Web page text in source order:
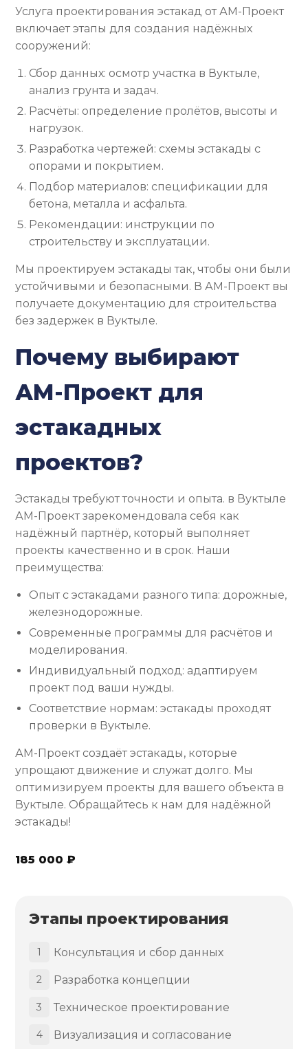
Услуга проектирования эстакад от АМ-Проект
включает этапы для создания надёжных
сооружений:
Сбор данных: осмотр участка в Вуктыле,
анализ грунта и задач.
Расчёты: определение пролётов, высоты и
нагрузок.
Разработка чертежей: схемы эстакады с
опорами и покрытием.
Подбор материалов: спецификации для
бетона, металла и асфальта.
Рекомендации: инструкции по
строительству и эксплуатации.
Мы проектируем эстакады так, чтобы они были
устойчивыми и безопасными. В АМ-Проект вы
получаете документацию для строительства
без задержек в Вуктыле.
Почему выбирают
АМ-Проект для
эстакадных
проектов?
Эстакады требуют точности и опыта. в Вуктыле
АМ-Проект зарекомендовала себя как
надёжный партнёр, который выполняет
проекты качественно и в срок. Наши
преимущества:
Опыт с эстакадами разного типа: дорожные,
железнодорожные.
Современные программы для расчётов и
моделирования.
Индивидуальный подход: адаптируем
проект под ваши нужды.
Соответствие нормам: эстакады проходят
проверки в Вуктыле.
АМ-Проект создаёт эстакады, которые
упрощают движение и служат долго. Мы
оптимизируем проекты для вашего объекта в
Вуктыле. Обращайтесь к нам для надёжной
эстакады!
185 000 ₽
Этапы проектирования
1 Консультация и сбор данных
2 Разработка концепции
3 Техническое проектирование
4 Визуализация и согласование